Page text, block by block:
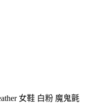
女鞋 白粉 魔鬼氈